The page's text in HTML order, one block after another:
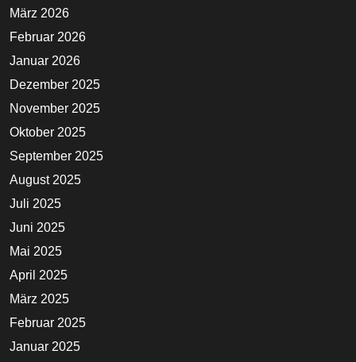
März 2026
Februar 2026
Januar 2026
Dezember 2025
November 2025
Oktober 2025
September 2025
August 2025
Juli 2025
Juni 2025
Mai 2025
April 2025
März 2025
Februar 2025
Januar 2025